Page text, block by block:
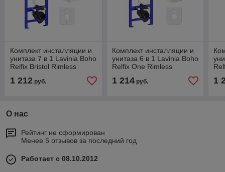
Комплект инсталляции и
унитаза 7 в 1 Lavinia Boho
Relfix Bristol Rimless
1 212 руб.
Комплект инсталляции и
унитаза 6 в 1 Lavinia Boho
Relfix One Rimless
1 214руб. 1
О нас
Рейтинг не сформирован
Менее 5 отзывов за последний год
Работает с 08.10.2012